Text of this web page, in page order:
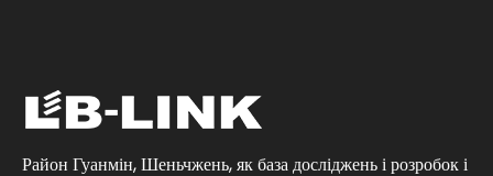
Район Гуанмін, Шеньчжень, як база досліджень і розробок і